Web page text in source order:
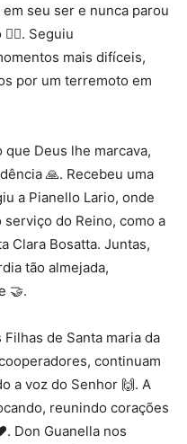
seu ser e nunca parou
Seguiu
mais difíceis,
por um terremoto em
que Deus lhe marcava,
🙏. Recebeu uma
a Pianello Lario, onde
do Reino, como a
Clara Bosatta. Juntas,
tão almejada,
🤝.
de Santa maria da
continuam
a voz do Senhor 🙌. A
reunindo corações
Don Guanella nos